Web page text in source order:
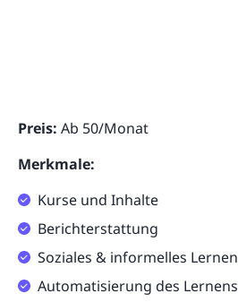
Preis: Ab 50/Monat
Merkmale:
Kurse und Inhalte
Berichterstattung
Soziales & informelles Lernen
Automatisierung des Lernens